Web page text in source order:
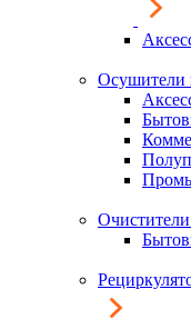
Осушители
Очистители